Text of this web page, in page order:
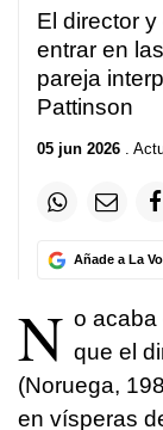
El director
entrar en
pareja
Pattinson
05 jun 2026 .
Añade a La
N o acaba
que el
(Noruega,
en vísperas